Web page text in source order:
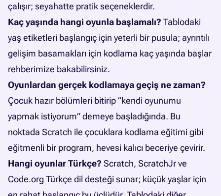
çalışır; seyahatte pratik seçeneklerdir.
Kaç yaşında hangi oyunla başlamalı? Tablodaki
yaş etiketleri başlangıç için yeterli bir pusula; ayrıntılı
gelişim basamakları için kodlama kaç yaşında başlar
rehberimize bakabilirsiniz.
Oyunlardan gerçek kodlamaya geçiş ne zaman?
Çocuk hazır bölümleri bitirip “kendi oyunumu
yapmak istiyorum” demeye başladığında. Bu
noktada Scratch ile çocuklara kodlama eğitimigibi
eğitmenli bir program, hevesi kalıcı beceriye çevirir.
Hangi oyunlar Türkçe? Scratch, ScratchJr ve
Code.org Türkçe dil desteği sunar; küçük yaşlar için